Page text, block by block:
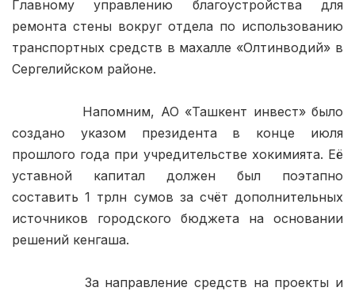
Главному управлению благоустройства для
ремонта стены вокруг отдела по использованию
транспортных средств в махалле «Олтинводий» в
Сергелийском районе.
создано указом президента в конце июля
прошлого года при учредительстве хокимията. Её
уставной капитал должен был поэтапно
составить 1 трлн сумов за счёт дополнительных
источников городского бюджета на основании
решений кенгаша.